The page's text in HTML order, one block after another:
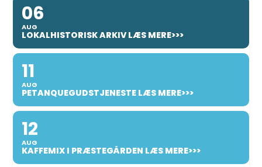
06
AUG
LOKALHISTORISK ARKIV LÆS MERE>>>
11
AUG
PETANQUEGUDSTJENESTE LÆS MERE>>>
12
AUG
KAFFEMIX I PRÆSTEGÅRDEN LÆS MERE>>>